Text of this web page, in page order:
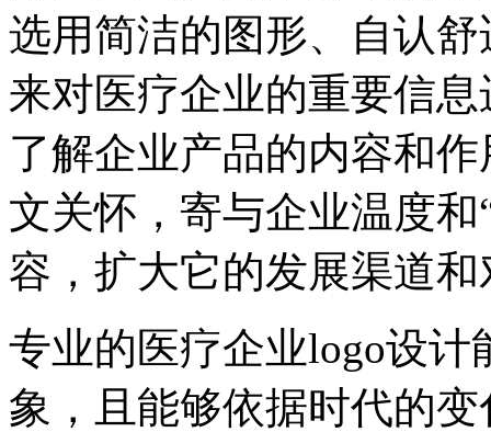
选用简洁的图形、自认
来对医疗企业的重要信
了解企业产品的内容和
文关怀，寄与企业温度
容，扩大它的发展渠道
专业的医疗企业logo设
象，且能够依据时代的